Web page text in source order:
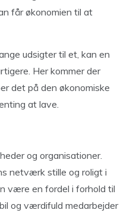
får økonomien til at
udsigter til et, kan en
Her kommer der
det på den økonomiske
at lave.
og organisationer.
netværk stille og roligt i
være en fordel i forhold til
og værdifuld medarbejder